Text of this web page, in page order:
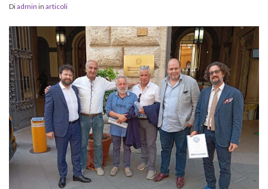
Diadmin in articoli